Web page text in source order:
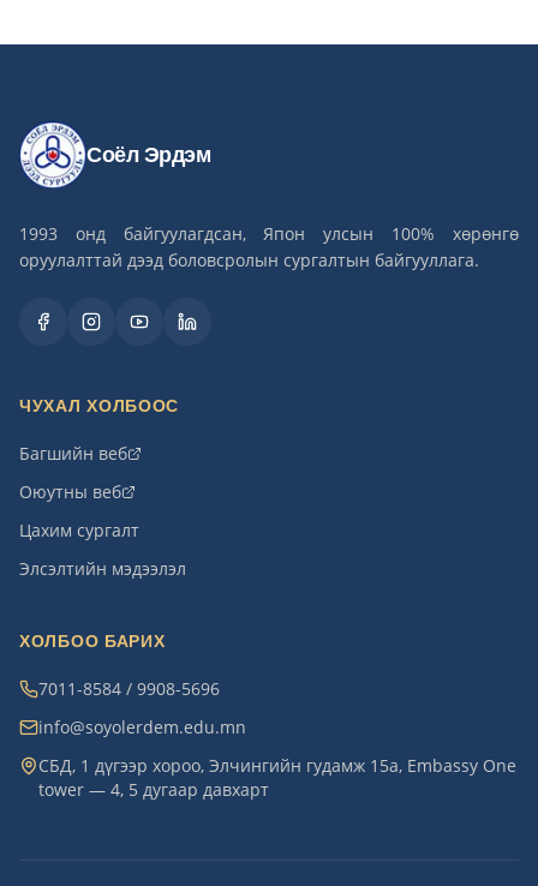
Соёл Эрдэм
1993 онд байгуулагдсан, Япон улсын 100% хөрөнгө
оруулалттай дээд боловсролын сургалтын байгууллага.
ЧУХАЛ ХОЛБООС
Багшийн веб
Оюутны веб
Цахим сургалт
Элсэлтийн мэдээлэл
ХОЛБОО БАРИХ
7011-8584 / 9908-5696
info@soyolerdem.edu.mn
СБД, 1 дүгээр хороо, Элчингийн гудамж 15а, Embassy One
tower — 4, 5 дугаар давхарт